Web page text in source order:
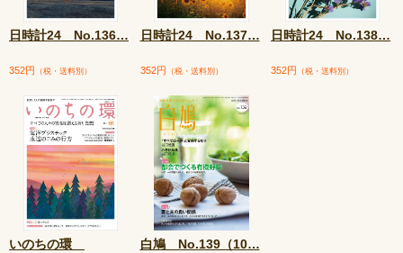
日時計24 No.136…
352円 （税・送料別）
日時計24 No.137…
352円 （税・送料別）
日時計24 No.138…
352円 （税・送料別）
いのちの環
白鳩 No.139（10…